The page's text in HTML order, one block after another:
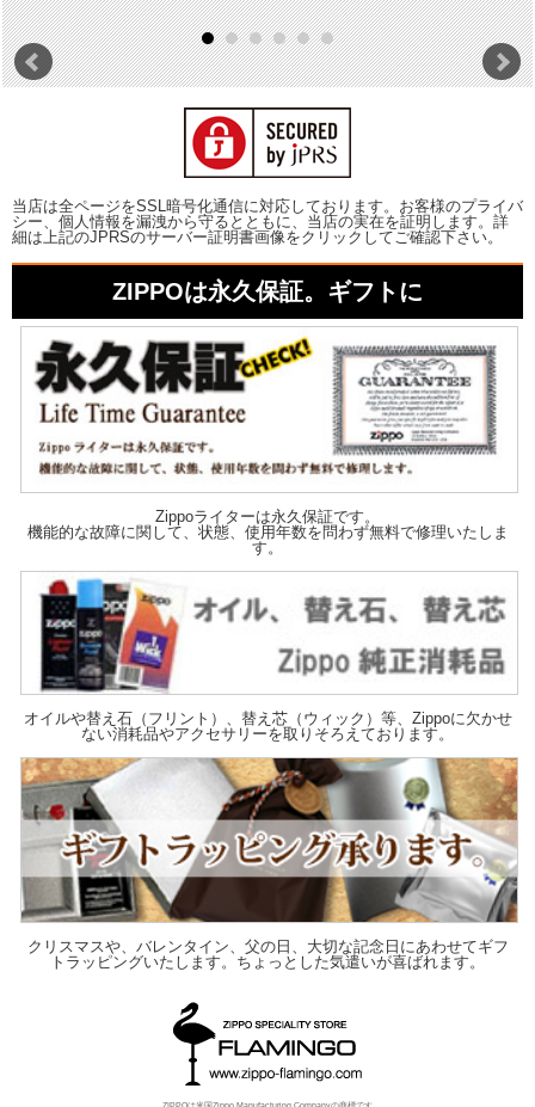
当店は全ページをSSL暗号化通信に対応しております。お客様のプライバ
シー、個人情報を漏洩から守るとともに、当店の実在を証明します。詳
細は上記のJPRSのサーバー証明書画像をクリックしてご確認下さい。
ZIPPOは永久保証。ギフトに
Zippoライターは永久保証です。
機能的な故障に関して、状態、使用年数を問わず無料で修理いたしま
す。
オイルや替え石（フリント）、替え芯（ウィック）等、Zippoに欠かせ
ない消耗品やアクセサリーを取りそろえております。
クリスマスや、バレンタイン、父の日、大切な記念日にあわせてギフ
トラッピングいたします。ちょっとした気遣いが喜ばれます。